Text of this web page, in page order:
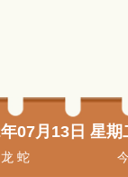
07月13日 星期
蛇